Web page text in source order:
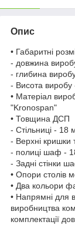
Опис
• Габаритні
- довжина
- глибина
- Висота
• Матеріал
"Kronospan"
• Товщина ДСП
- Стільниці - 18
- Верхні
- полиці шаф -
- Задні стінки
• Опори столів
• Два кольори
• Напрямні для
виробництва
комплектації